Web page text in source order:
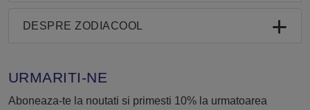
DESPRE ZODIACOOL
URMARITI-NE
Aboneaza-te la noutati si primesti 10% la urmatoarea